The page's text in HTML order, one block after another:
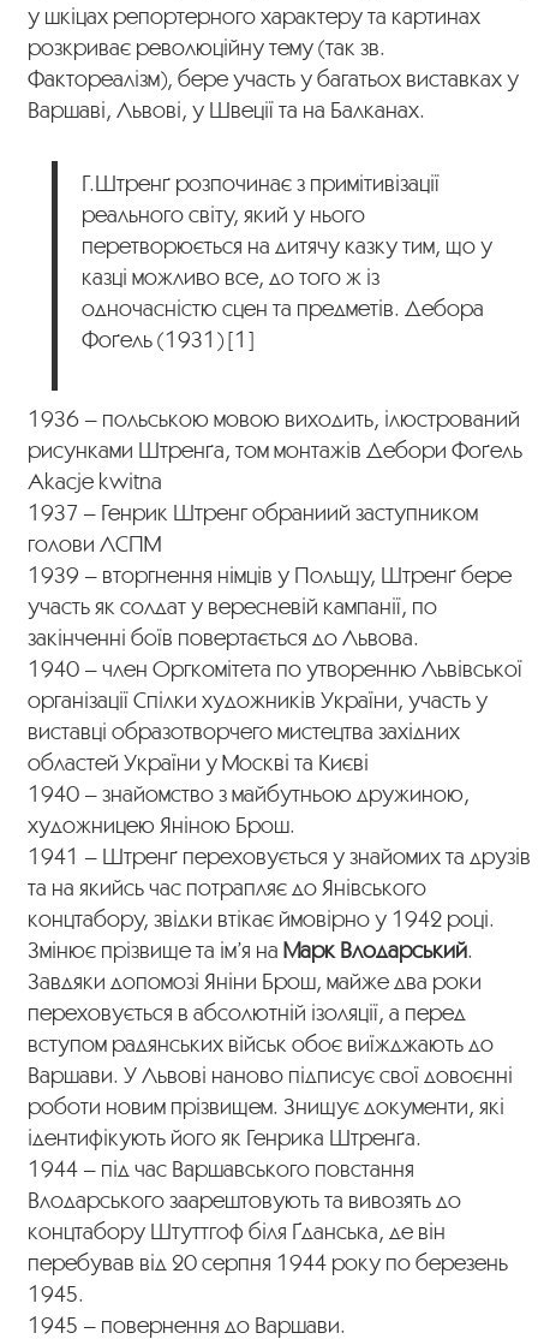
у шкіцах репортерного характеру та картинах
розкриває революційну тему (так зв.
Фактореалізм), бере участь у багатьох виставках у
Варшаві, Львові, у Швеції та на Балканах.
Г.Штренґ розпочинає з примітивізації
реального світу, який у нього
перетворюється на дитячу казку тим, що у
казці можливо все, до того ж із
одночасністю сцен та предметів. Дебора
Фоґель (1931) [1]
1936 – польською мовою виходить, ілюстрований
рисунками Штренґа, том монтажів Дебори Фоґель
Akacje kwitna
1937 – Генрик Штренг обраниий заступником
голови ЛСПМ
1939 – вторгнення німців у Польщу, Штренґ бере
участь як солдат у вересневій кампанії, по
закінченні боїв повертається до Львова.
1940 – член Оргкомітета по утворенню Львівської
організації Спілки художників України, участь у
виставці образотворчего мистецтва західних
областей України у Москві та Києві
1940 – знайомство з майбутньою дружиною,
художницею Яніною Брош.
1941 – Штренґ переховується у знайомих та друзів
та на якийсь час потрапляє до Янівського
концтабору, звідки втікає ймовірно у 1942 році.
Змінює прізвище та ім’я на Марк Влодарський.
Завдяки допомозі Яніни Брош, майже два роки
переховується в абсолютній ізоляції, а перед
вступом радянських військ обоє виїжджають до
Варшави. У Львові наново підписує свої довоєнні
роботи новим прізвищем. Знищує документи, які
ідентифікують його як Генрика Штренґа.
1944 – під час Варшавського повстання
Влодарського заарештовують та вивозять до
концтабору Штуттгоф біля Ґданська, де він
перебував від 20 серпня 1944 року по березень
1945.
1945 – повернення до Варшави.